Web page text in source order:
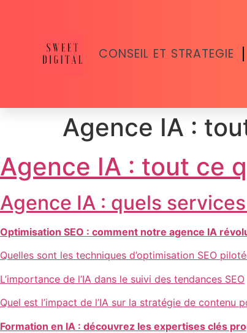
CONSEIL ET STRATEGIE
Agence IA :
Agence IA : tout ce
Agence IA : quels
Optimisation SEO : comment notre agence IA
Quelles sont les techniques d’optimisation SEO
L’importance de l’IA dans le suivi des tendances SEO
Quel est l’impact de l’IA sur la stratégie de contenu
Formation en IA : découvrez les expertises clés